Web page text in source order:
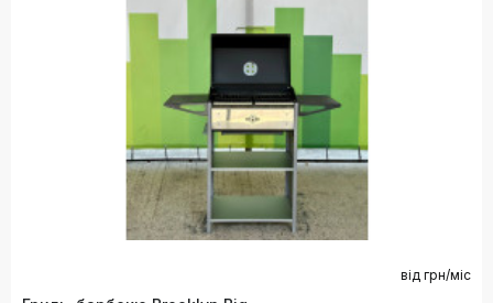
від грн/міс